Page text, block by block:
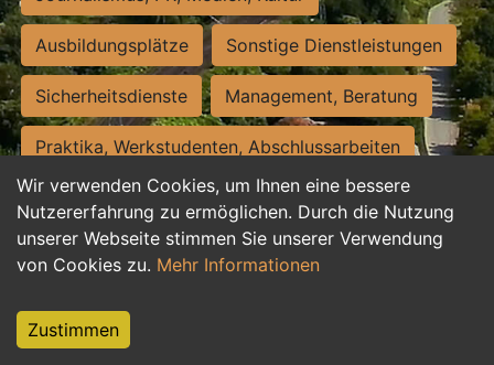
Wir verwenden Cookies, um Ihnen eine bessere
Nutzererfahrung zu ermöglichen. Durch die Nutzung
unserer Webseite stimmen Sie unserer Verwendung
von Cookies zu. Mehr Informationen
Zustimmen
Ausbildungsplätze Sonstige Dienstleistungen
Sicherheitsdienste Management, Beratung
Praktika, Werkstudenten, Abschlussarbeiten
Personalwesen Assistenz, Sekretariat
Hilfskräfte, Aushilfs- und Nebenjobs
Weiterbildung, Studium, duale Ausbildung